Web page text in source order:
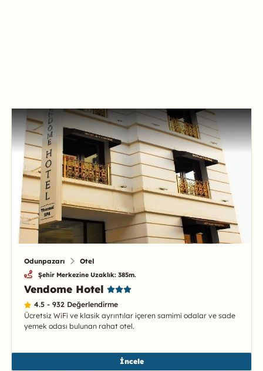
Odunpazarı Otel
Şehir Merkezine Uzaklık: 385m.
Vendome Hotel
4.5 - 932 Değerlendirme
Ücretsiz WiFi ve klasik ayrıntılar içeren samimi odalar ve sade
yemek odası bulunan rahat otel.
İncele